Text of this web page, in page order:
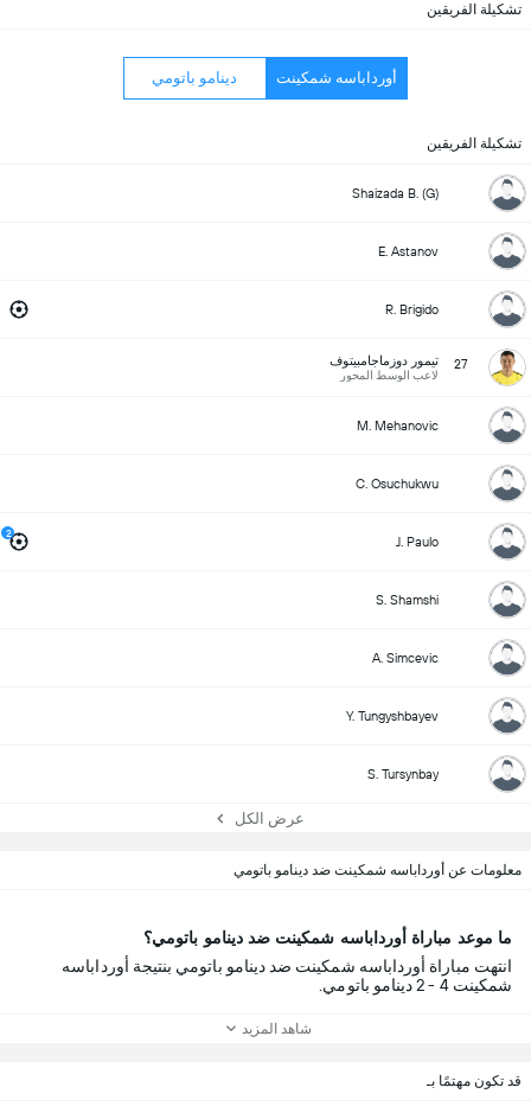
تشكيلة الفريقين
أورداباسه شمكينت دينامو باتومي
تشكيلة الفريقين
Shaizada B. (G)
E. Astanov
R. Brigido
27 تيمور دوزماجامبيتوف
لاعب الوسط المحور
M. Mehanovic
C. Osuchukwu
J. Paulo
2
S. Shamshi
A. Simcevic
Y. Tungyshbayev
S. Tursynbay
عرض الكل
معلومات عن أورداباسه شمكينت ضد دينامو باتومي
ما موعد مباراة أورداباسه شمكينت ضد دينامو باتومي؟
انتهت مباراة أورداباسه شمكينت ضد دينامو باتومي بنتيجة أورداباسه
شمكينت 4 - 2 دينامو باتومي.
شاهد المزيد
قد تكون مهتمًا بـ